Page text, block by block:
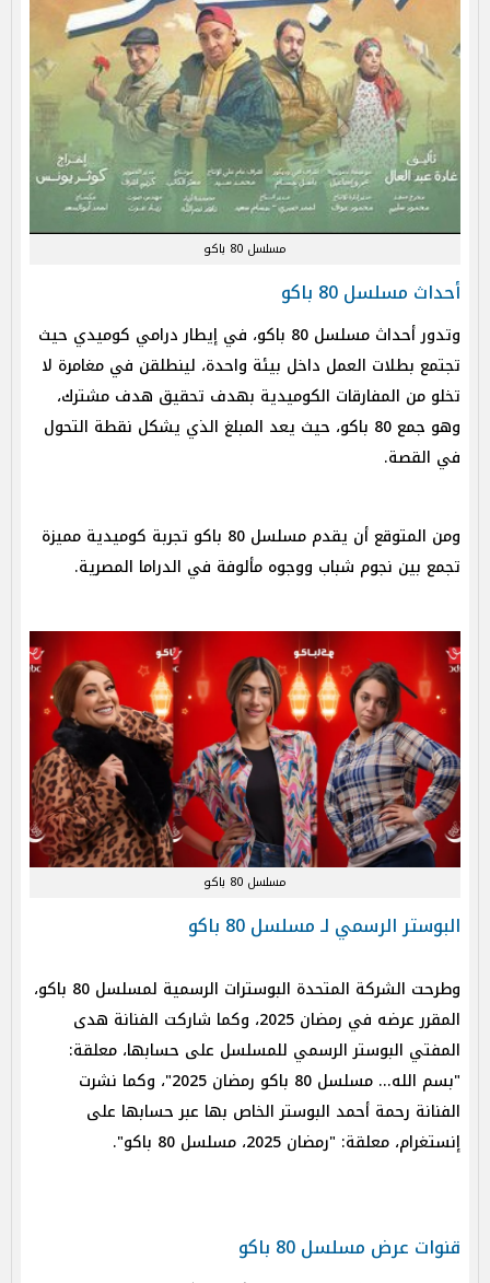
مسلسل 80 باكو
أحداث مسلسل 80 باكو
وتدور أحداث مسلسل 80 باكو، في إيطار درامي كوميدي حيث
تجتمع بطلات العمل داخل بيئة واحدة، لينطلقن في مغامرة لا
تخلو من المفارقات الكوميدية بهدف تحقيق هدف مشترك،
وهو جمع 80 باكو، حيث يعد المبلغ الذي يشكل نقطة التحول
في القصة. ​​
ومن المتوقع أن يقدم مسلسل 80 باكو تجربة كوميدية مميزة
تجمع بين نجوم شباب ووجوه مألوفة في الدراما المصرية.​​
مسلسل 80 باكو
البوستر الرسمي لـ مسلسل 80 باكو
​​وطرحت الشركة المتحدة البوسترات الرسمية لمسلسل 80 باكو،
المقرر عرضه في رمضان 2025، وكما شاركت الفنانة هدى
المفتي البوستر الرسمي للمسلسل على حسابها، معلقة:
"بسم الله... مسلسل 80 باكو رمضان 2025"، وكما نشرت
الفنانة رحمة أحمد البوستر الخاص بها عبر حسابها على
إنستغرام، معلقة: "رمضان 2025، مسلسل 80 باكو". ​​
قنوات عرض مسلسل 80 باكو